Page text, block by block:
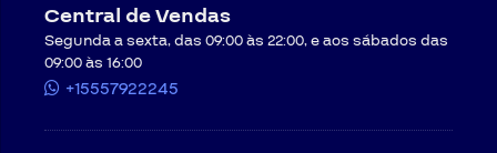
Central de Vendas
Segunda a sexta, das 09:00 às 22:00, e aos sábados das
09:00 às 16:00
+15557922245